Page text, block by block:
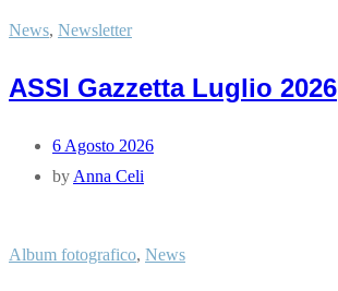
News, Newsletter
ASSI Gazzetta Luglio 2026
6 Agosto 2026
by Anna Celi
Album fotografico, News